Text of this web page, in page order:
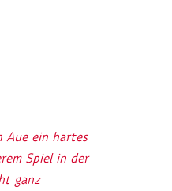
Aue ein hartes
Spiel in der
ganz